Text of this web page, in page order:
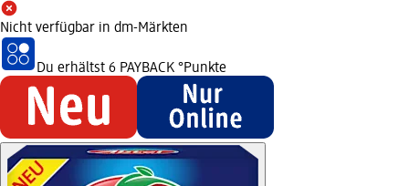
Nicht verfügbar in dm-Märkten
Du erhältst 6 PAYBACK °Punkte